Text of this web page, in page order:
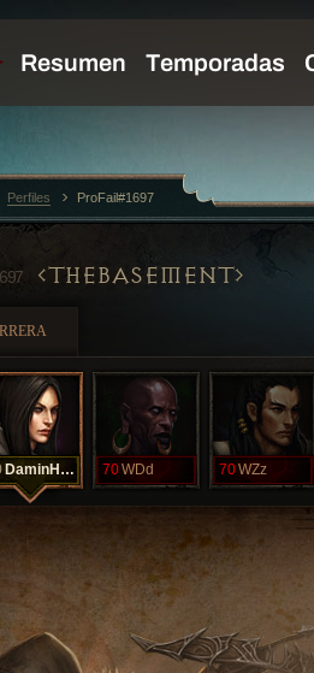
THEBASEMENT
DaminHanter 70WDd 70WZz
Perfiles ProFail#1697